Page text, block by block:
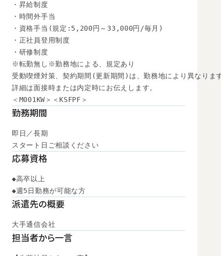
・昇給制度
・時間外手当
・資格手当(規定:5,200円～33,000円/毎月)
・正社員登用制度
・研修制度
※転勤無し※勤務地による、規定あり
受動喫煙対策、契約期間(更新期間)は、勤務地により異なりま
詳細は面接時または内定時にお伝えします。
＜M001KW＞＜KSFPF＞
勤務期間
即日／長期
スタート日ご相談ください
応募資格
◆高卒以上
◆週5日勤務が可能な方
派遣先の概要
大手通信会社
担当者から一言